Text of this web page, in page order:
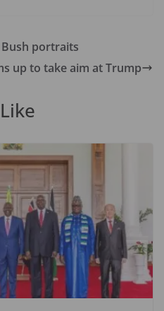
Bush portraits
up to take aim at Trump